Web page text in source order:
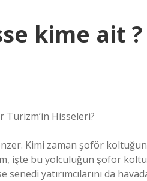
kime ait ?
Turizm’in Hisseleri?
Kimi zaman şoför
işte bu yolculuğun şoför
yatırımcılarını da